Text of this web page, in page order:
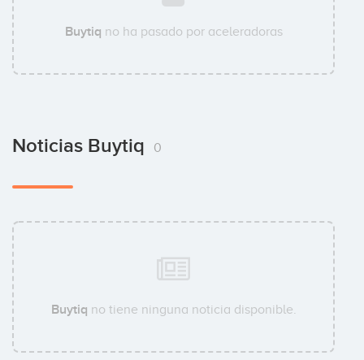
Buytiq no ha pasado por aceleradoras
Noticias Buytiq 0
Buytiq no tiene ninguna noticia disponible.